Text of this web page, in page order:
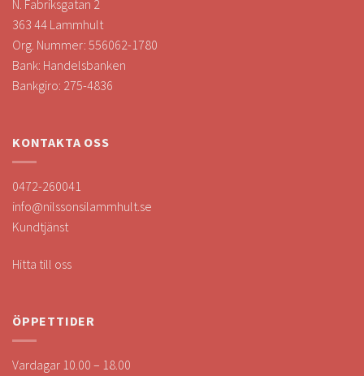
N. Fabriksgatan 2
363 44 Lammhult
Org. Nummer: 556062-1780
Bank: Handelsbanken
Bankgiro: 275-4836
KONTAKTA OSS
0472-260041
info@nilssonsilammhult.se
Kundtjänst
Hitta till oss
ÖPPETTIDER
Vardagar 10.00 – 18.00